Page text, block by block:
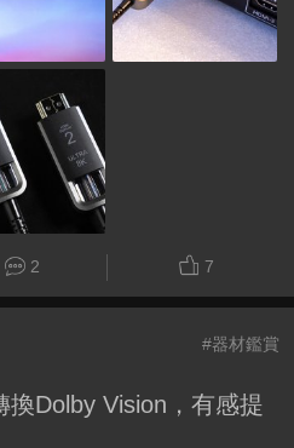
2 7
#器材鑑賞
換Dolby Vision，有感提